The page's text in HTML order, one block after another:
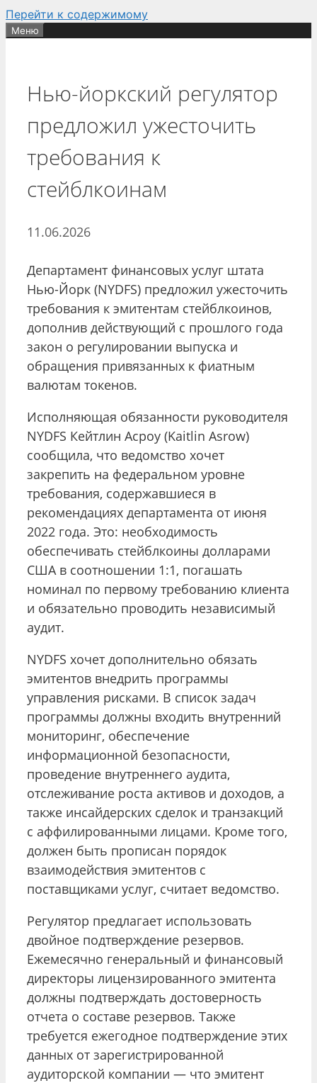
Перейти к содержимому
Меню
Нью-йоркский регулятор
предложил ужесточить
требования к
стейблкоинам
11.06.2026
Департамент финансовых услуг штата
Нью-Йорк (NYDFS) предложил ужесточить
требования к эмитентам стейблкоинов,
дополнив действующий с прошлого года
закон о регулировании выпуска и
обращения привязанных к фиатным
валютам токенов.
Исполняющая обязанности руководителя
NYDFS Кейтлин Асроу (Kaitlin Asrow)
сообщила, что ведомство хочет
закрепить на федеральном уровне
требования, содержавшиеся в
рекомендациях департамента от июня
2022 года. Это: необходимость
обеспечивать стейблкоины долларами
США в соотношении 1:1, погашать
номинал по первому требованию клиента
и обязательно проводить независимый
аудит.
NYDFS хочет дополнительно обязать
эмитентов внедрить программы
управления рисками. В список задач
программы должны входить внутренний
мониторинг, обеспечение
информационной безопасности,
проведение внутреннего аудита,
отслеживание роста активов и доходов, а
также инсайдерских сделок и транзакций
с аффилированными лицами. Кроме того,
должен быть прописан порядок
взаимодействия эмитентов с
поставщиками услуг, считает ведомство.
Регулятор предлагает использовать
двойное подтверждение резервов.
Ежемесячно генеральный и финансовый
директоры лицензированного эмитента
должны подтверждать достоверность
отчета о составе резервов. Также
требуется ежегодное подтверждение этих
данных от зарегистрированной
аудиторской компании — что эмитент